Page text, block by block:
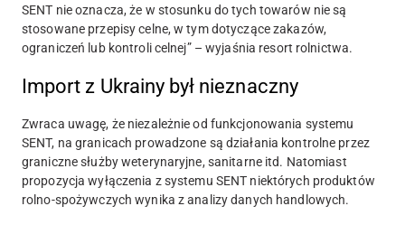
SENT nie oznacza, że w stosunku do tych towarów nie są
stosowane przepisy celne, w tym dotyczące zakazów,
ograniczeń lub kontroli celnej” – wyjaśnia resort rolnictwa.
Import z Ukrainy był nieznaczny
Zwraca uwagę, że niezależnie od funkcjonowania systemu
SENT, na granicach prowadzone są działania kontrolne przez
graniczne służby weterynaryjne, sanitarne itd. Natomiast
propozycja wyłączenia z systemu SENT niektórych produktów
rolno-spożywczych wynika z analizy danych handlowych.